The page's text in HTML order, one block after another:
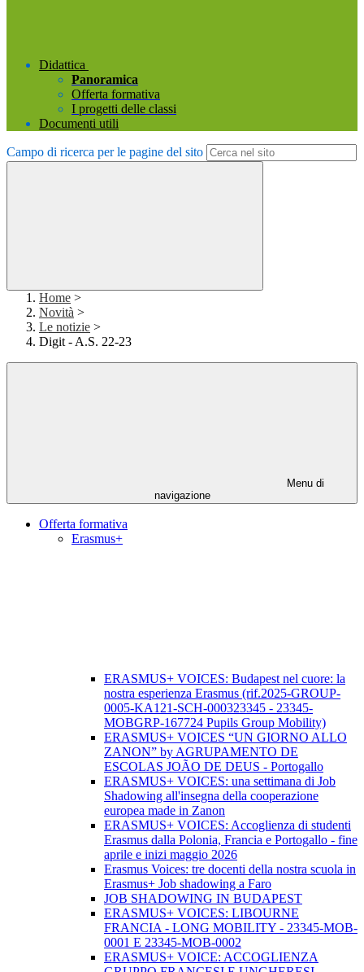
Didattica
Panoramica
Offerta formativa
I progetti delle classi
Documenti utili
Campo di ricerca per le pagine del sito
Home >
Novità >
Le notizie >
Digit - A.S. 22-23
Menu di
navigazione
Offerta formativa
Erasmus+
ERASMUS+ VOICES: Budapest nel cuore: la
nostra esperienza Erasmus (rif.2025-GROUP-
0005-KA121-SCH-000323345 - 23345-
MOBGRP-167724 Pupils Group Mobility)
ERASMUS+ VOICES “UN GIORNO ALLO
ZANON” by AGRUPAMENTO DE
ESCOLAS JOÃO DE DEUS - Portogallo
ERASMUS+ VOICES: una settimana di Job
Shadowing all'insegna della cooperazione
europea made in Zanon
ERASMUS+ VOICES: Accoglienza di studenti
Erasmus dalla Polonia, Francia e Portogallo - fine
aprile e inizi maggio 2026
Erasmus Voices: tre docenti della nostra scuola in
Erasmus+ Job shadowing a Faro
JOB SHADOWING IN BUDAPEST
ERASMUS+ VOICES: LIBOURNE
FRANCIA - LONG MOBILITY - 23345-MOB-
0001 E 23345-MOB-0002
ERASMUS+ VOICE: ACCOGLIENZA